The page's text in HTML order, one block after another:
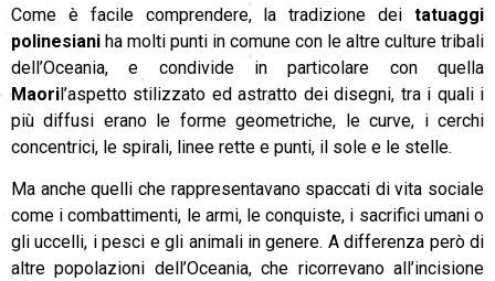
Come è facile comprendere, la tradizione dei tatuaggi
polinesiani ha molti punti in comune con le altre culture tribali
dell’Oceania, e condivide in particolare con quella
Maoril’aspetto stilizzato ed astratto dei disegni, tra i quali i
più diffusi erano le forme geometriche, le curve, i cerchi
concentrici, le spirali, linee rette e punti, il sole e le stelle.
Ma anche quelli che rappresentavano spaccati di vita sociale
come i combattimenti, le armi, le conquiste, i sacrifici umani o
gli uccelli, i pesci e gli animali in genere. A differenza però di
altre popolazioni dell’Oceania, che ricorrevano all’incisione